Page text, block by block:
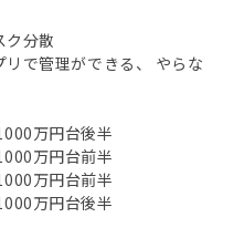
ク分散
で管理ができる、 やらな
万円台後半
万円台前半
万円台前半
万円台後半